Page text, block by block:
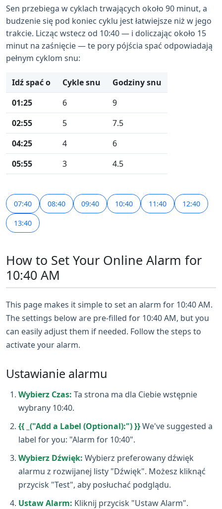
Sen przebiega w cyklach trwających około 90 minut, a
budzenie się pod koniec cyklu jest łatwiejsze niż w jego
trakcie. Licząc wstecz od 10:40 — i doliczając około 15
minut na zaśnięcie — te pory pójścia spać odpowiadają
pełnym cyklom snu:
Idź spać o Cykle snu
Godziny snu
01:25
6
9
02:55
5
7.5
04:25
4
6
05:55
3 4.5
07:40 08:40 09:40 10:40 11:40 12:40
13:40
How to Set Your Online Alarm for
10:40 AM
This page makes it simple to set an alarm for 10:40 AM.
The settings below are pre-filled for 10:40 AM, but you
can easily adjust them if needed. Follow the steps to
activate your alarm.
Ustawianie alarmu
Wybierz Czas: Ta strona ma dla Ciebie wstępnie
wybrany 10:40.
{{ _("Add a Label (Optional):") }}We've suggested a
label for you: "Alarm for 10:40".
Wybierz Dźwięk: Wybierz preferowany dźwięk
alarmu z rozwijanej listy "Dźwięk". Możesz kliknąć
przycisk "Test", aby posłuchać podglądu.
Ustaw Alarm: Kliknij przycisk "Ustaw Alarm".